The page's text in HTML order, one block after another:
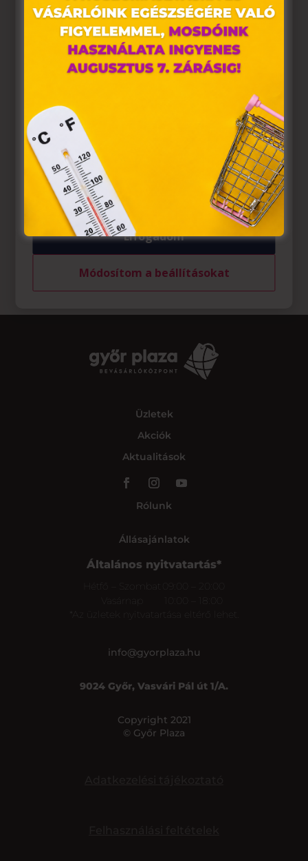
Üzletek
Akciók
Aktualitások
Rólunk
Állásajánlatok
Általános nyitvatartás*
*Az üzletek nyitvatartása eltérő lehet.
info@gyorplaza.hu
9024 Győr, Vasvári Pál út 1/A.
Copyright 2021
© Győr Plaza
Weboldalunkon „cookie"-kat (továbbiakban „süti")
alkalmazunk. Ezek olyan fájlok, melyek információt
tárolnak webes böngészőjében. Ehhez az Ön
hozzájárulása szükséges.
A „sütiket" az elektronikus hírközlésről szóló 2003. évi C.
törvény, az elektronikus kereskedelmi szolgáltatások, az
információs társadalommal összefüggő szolgáltatások
egyes kérdéseiről szóló 2001. évi CVIII. törvény, valamint
az Európai Unió előírásainak megfelelően használjuk.
Azon weblapoknak, melyek az Európai Unió országain
belül működnek, a „sütik" használatához, és ezeknek a
felhasználó számítógépén vagy egyéb eszközén történő
tárolásához a felhasználók hozzájárulását kell kérniük.
Elfogadom
Módosítom a beállításokat